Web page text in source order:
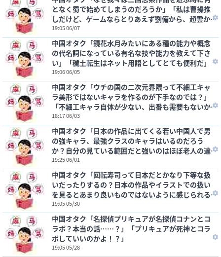
となく蜀で始めてしまうのだろうか」「私は曹操推
しだけど、ゲームならとりあえず劉備から、趙雲か
らみたいな所はある」
19:05 06/07
中国オタク「鏡花水月みたいにある種の能力や概念
の代名詞になっている有名な技や能力を教えて下さ
い」「穢土転生はネット用語としてとても便利だ」
19:06 06/05
中国オタク「ウチの国の二次元界隈って不細工キャ
ラ美形ではないキャラを作るのが下手なのでは？」
「不細工キャラ自体が少ない、出番も需要もないか
らな」
18:17 06/03
中国オタク「日本の作品に出てくる若い中国人で男
の強キャラ、最強クラスのキャラはいるのだろう
か？自分の見ている範囲だと強いのはほぼ老人の達
人な気がするんだけど」
19:25 06/01
中国オタク「回転寿司って日本だとかなり下等な扱
いだったりするの？日本の作品やイラストでの扱い
を見るとあまり良いものではないように感じられる
のだけど」
19:05 05/30
中国オタク「名探偵プリキュアが名探偵コナンとコ
ラボ？本当の話……？」「プリキュアが死神とコラ
ボしていいのかよ！？」
19:05 05/28